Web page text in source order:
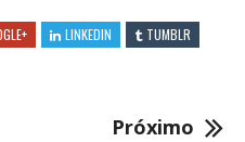
LINKEDIN
TUMBLR
Próximo